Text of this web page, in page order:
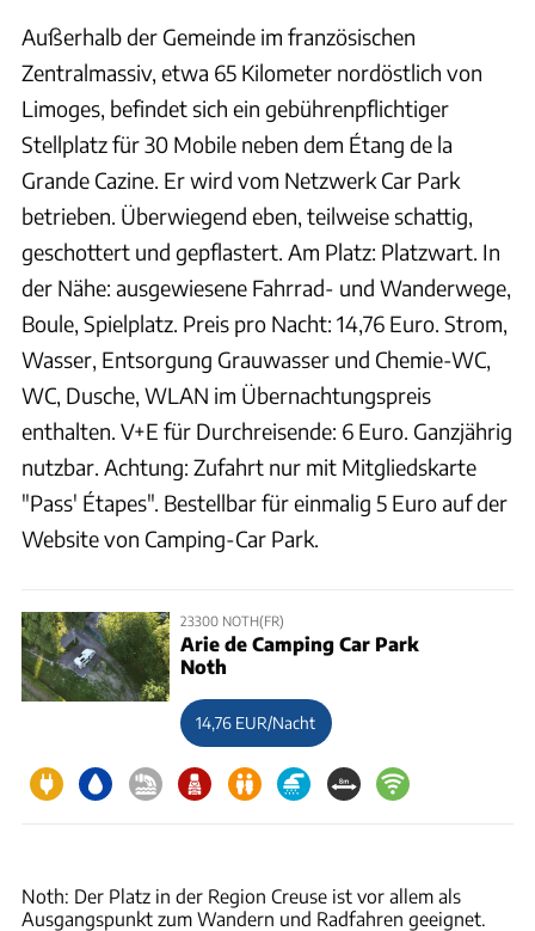
Außerhalb der Gemeinde im französischen
Zentralmassiv, etwa 65 Kilometer nordöstlich von
Limoges, befindet sich ein gebührenpflichtiger
Stellplatz für 30 Mobile neben dem Étang de la
Grande Cazine. Er wird vom Netzwerk Car Park
betrieben. Überwiegend eben, teilweise schattig,
geschottert und gepflastert. Am Platz: Platzwart. In
der Nähe: ausgewiesene Fahrrad- und Wanderwege,
Boule, Spielplatz. Preis pro Nacht: 14,76 Euro. Strom,
Wasser, Entsorgung Grauwasser und Chemie-WC,
WC, Dusche, WLAN im Übernachtungspreis
enthalten. V+E für Durchreisende: 6 Euro. Ganzjährig
nutzbar. Achtung: Zufahrt nur mit Mitgliedskarte
"Pass' Étapes". Bestellbar für einmalig 5 Euro auf der
Website von Camping-Car Park.
23300 NOTH(FR)
Arie de Camping Car Park
Noth
14,76 EUR/Nacht
Noth: Der Platz in der Region Creuse ist vor allem als
Ausgangspunkt zum Wandern und Radfahren geeignet.